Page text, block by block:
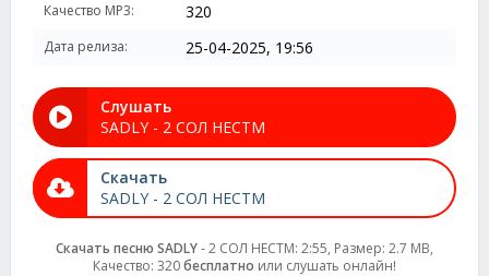
Качество MP3: 320
Дата релиза: 25-04-2025, 19:56
Слушать
SADLY - 2 СОЛ НЕСТМ
Скачать
SADLY - 2 СОЛ НЕСТМ
Скачать песню SADLY- 2 СОЛ НЕСТМ: 2:55, Размер: 2.7 MB,
Качество: 320бесплатно или слушать онлайн!